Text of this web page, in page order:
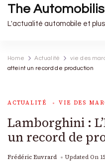
The
L'actualité automobile et
Home Actualité vie des
atteint un record de production
ACTUALITÉ VIE DES
Lamborghini :
un record de
Frédéric Euvrard Updated On